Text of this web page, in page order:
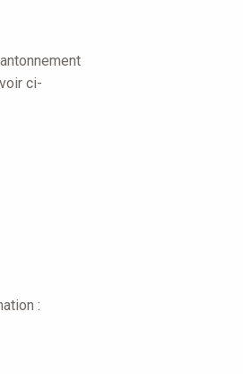
ci-
: